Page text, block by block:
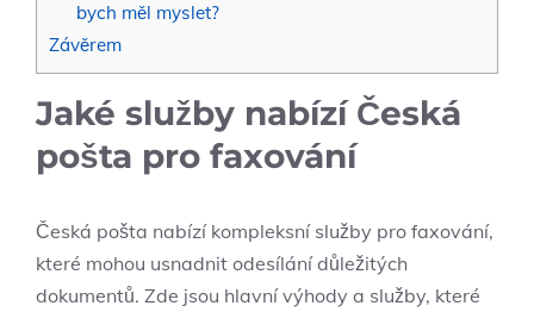
bych měl myslet?
Závěrem
Jaké služby nabízí Česká
pošta pro faxování
Česká pošta nabízí kompleksní služby pro faxování,
které mohou usnadnit odesílání důležitých
dokumentů. Zde jsou hlavní výhody a služby, které